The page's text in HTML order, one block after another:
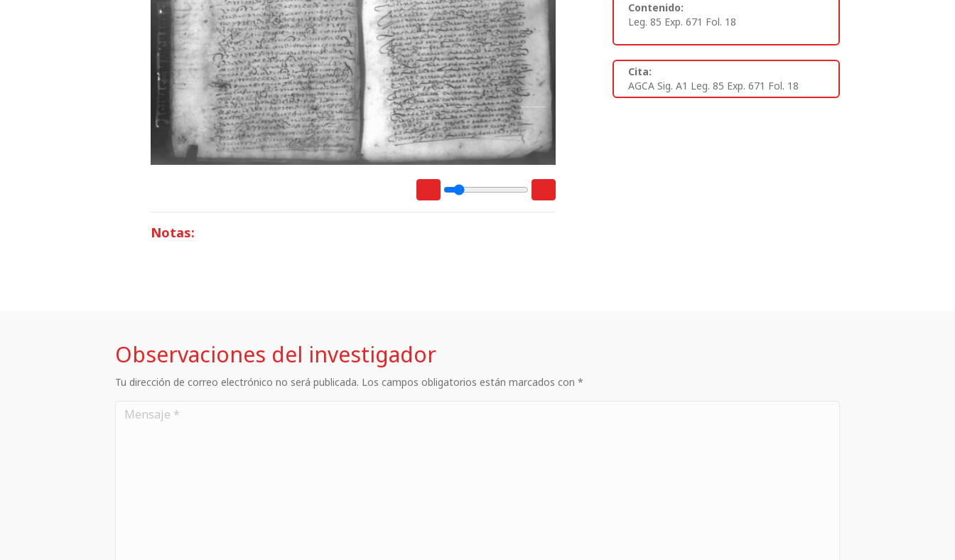
Notas:
Contenido:
Leg. 85 Exp. 671 Fol. 18
Cita:
AGCA Sig. A1 Leg. 85 Exp. 671 Fol. 18
Observaciones del investigador
Tu dirección de correo electrónico no será publicada. Los campos obligatorios están marcados con *